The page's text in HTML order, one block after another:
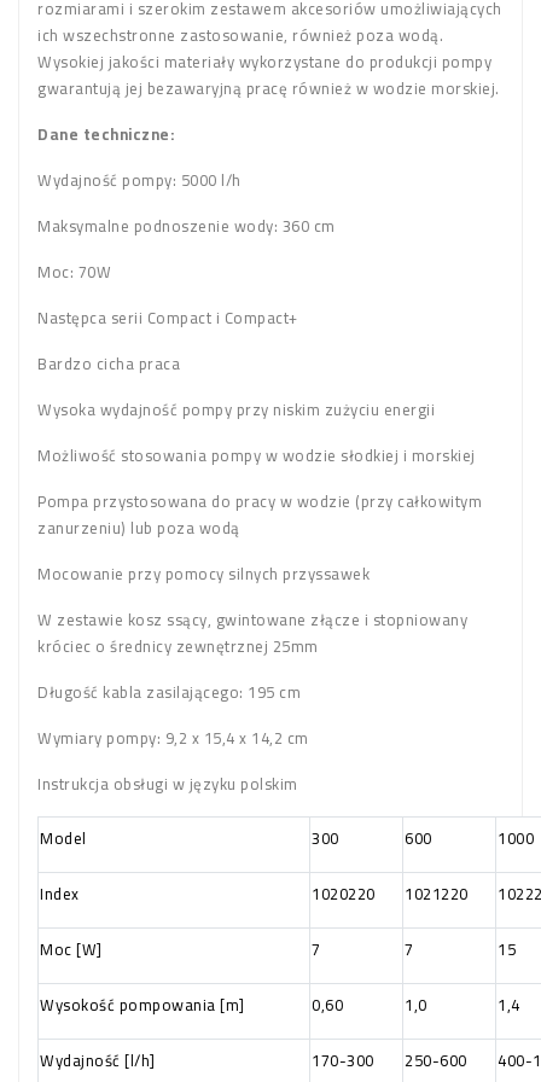
rozmiarami i szerokim zestawem akcesoriów umożliwiających
ich wszechstronne zastosowanie, również poza wodą.
Wysokiej jakości materiały wykorzystane do produkcji pompy
gwarantują jej bezawaryjną pracę również w wodzie morskiej.
Dane techniczne:
Wydajność pompy: 5000 l/h
Maksymalne podnoszenie wody: 360 cm
Moc: 70W
Następca serii Compact i Compact+
Bardzo cicha praca
Wysoka wydajność pompy przy niskim zużyciu energii
Możliwość stosowania pompy w wodzie słodkiej i morskiej
Pompa przystosowana do pracy w wodzie (przy całkowitym
zanurzeniu) lub poza wodą
Mocowanie przy pomocy silnych przyssawek
W zestawie kosz ssący, gwintowane złącze i stopniowany
króciec o średnicy zewnętrznej 25mm
Długość kabla zasilającego: 195 cm
Wymiary pompy: 9,2 x 15,4 x 14,2 cm
Instrukcja obsługi w języku polskim
Model
300 600
1000
Index
1020220 1021220
Moc [W]
7 7
15
Wysokość pompowania [m]
0,60 1,0
1,4
Wydajność [l/h]
170-300 250-600 400-